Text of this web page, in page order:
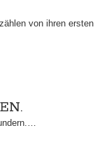
von ihren ersten